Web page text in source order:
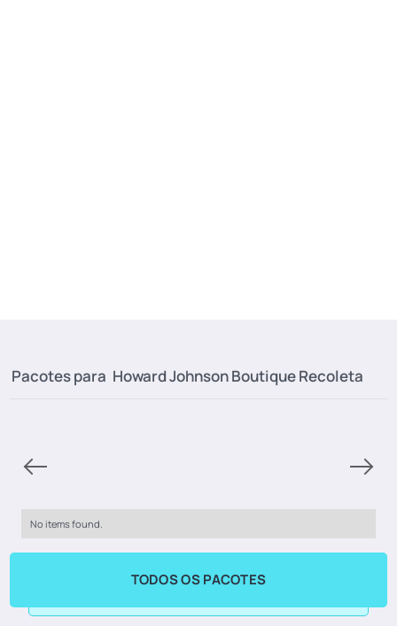
Pacotes para Howard Johnson Boutique Recoleta
No items found.
TODOS OS PACOTES